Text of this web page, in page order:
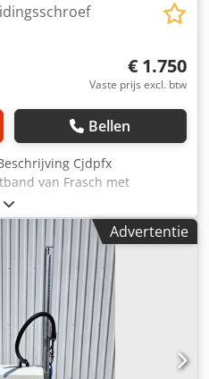
€ 1.750
Vaste prijs excl. btw
Bellen
Cjdpfx
van Frasch met
voor het scheiden van
FS Kenmerken:
maatafwijkingen
Precieze fijnafstelling van
zonder stangen
constructie FS500 links
1.300 mm
Totale lengte: 2.500 mm
hoogte: 1.200 mm Totaal
400 V Ingangsfrequentie:
Advertentie